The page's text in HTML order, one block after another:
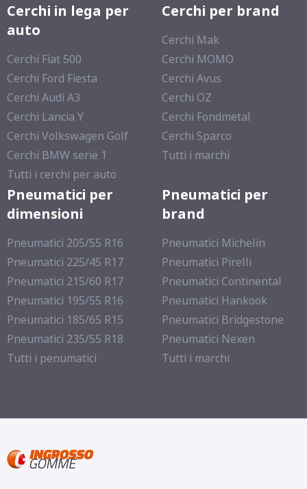
Cerchi in lega per
auto
Cerchi Fiat 500
Cerchi Ford Fiesta
Cerchi Audi A3
Cerchi Lancia Y
Cerchi Volkswagen Golf
Cerchi BMW serie 1
Tutti i cerchi per auto
Cerchi per brand
Cerchi Mak
Cerchi MOMO
Cerchi Avus
Cerchi OZ
Cerchi Fondmetal
Cerchi Sparco
Tutti i marchi
Pneumatici per
dimensioni
Pneumatici 205/55 R16
Pneumatici 225/45 R17
Pneumatici 215/60 R17
Pneumatici 195/55 R16
Pneumatici 185/65 R15
Pneumatici 235/55 R18
Tutti i penumatici
Pneumatici per
brand
Pneumatici Michelin
Pneumatici Pirelli
Pneumatici Continental
Pneumatici Hankook
Pneumatici Bridgestone
Pneumatici Nexen
Tutti i marchi